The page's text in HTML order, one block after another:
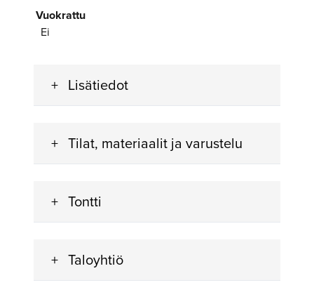
Vuokrattu
Ei
Lisätiedot
Tilat, materiaalit ja varustelu
Tontti
Taloyhtiö